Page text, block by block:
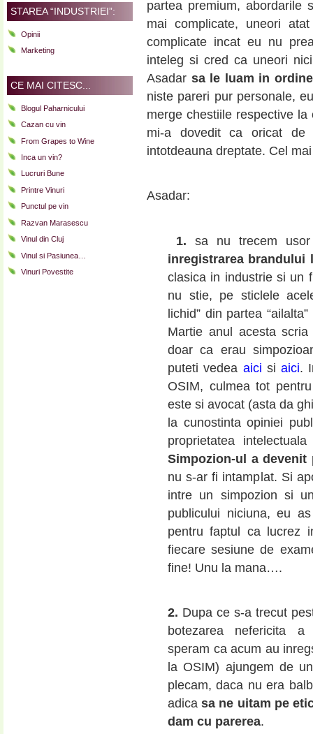
STAREA “INDUSTRIEI”:
Opinii
Marketing
CE MAI CITESC...
Blogul Paharnicului
Cazan cu vin
From Grapes to Wine
Inca un vin?
Lucruri Bune
Printre Vinuri
Punctul pe vin
Razvan Marasescu
Vinul din Cluj
Vinul si Pasiunea…
Vinuri Povestite
partea premium, abordarile
mai complicate, uneori
complicate incat eu nu
inteleg si cred ca uneori
Asadar sa le luam in ordine
niste pareri pur personale,
merge chestiile respective
mi-a dovedit ca oricat de
intotdeauna dreptate. Cel
Asadar:
1. sa nu trecem
inregistrarea brandului
clasica in industrie si un
nu stie, pe sticlele
lichid” din partea
Martie anul acesta
doar ca erau
puteti vedea aici siaici.
OSIM, culmea tot
este si avocat (asta da
la cunostinta opiniei
proprietatea
Simpozion-ul a devenit
nu s-ar fi intamplat. Si
intre un simpozion si
publicului niciuna, eu
pentru faptul ca lucrez
fiecare sesiune de
fine! Unu la mana….
2. Dupa ce s-a trecut
botezarea nefericita
speram ca acum au
la OSIM) ajungem de
plecam, daca nu era
adicasa ne uitam pe
dam cu parerea.